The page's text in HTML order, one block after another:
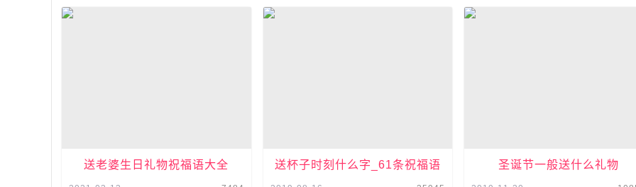
送老婆生日礼物祝福语大全
送杯子时刻什么字_61条祝福语
圣诞节一般送什么礼物